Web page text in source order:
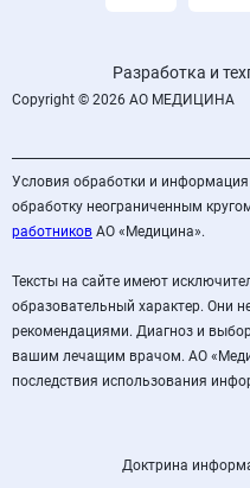
Разработка и
Copyright © 2026 АО МЕДИЦИНА
Условия обработки и
обработку неограниченным
работников АО «Медицина».
Тексты на сайте имеют
образовательный характер. Они
рекомендациями. Диагноз и
вашим лечащим врачом. АО
последствия использования
Доктрина